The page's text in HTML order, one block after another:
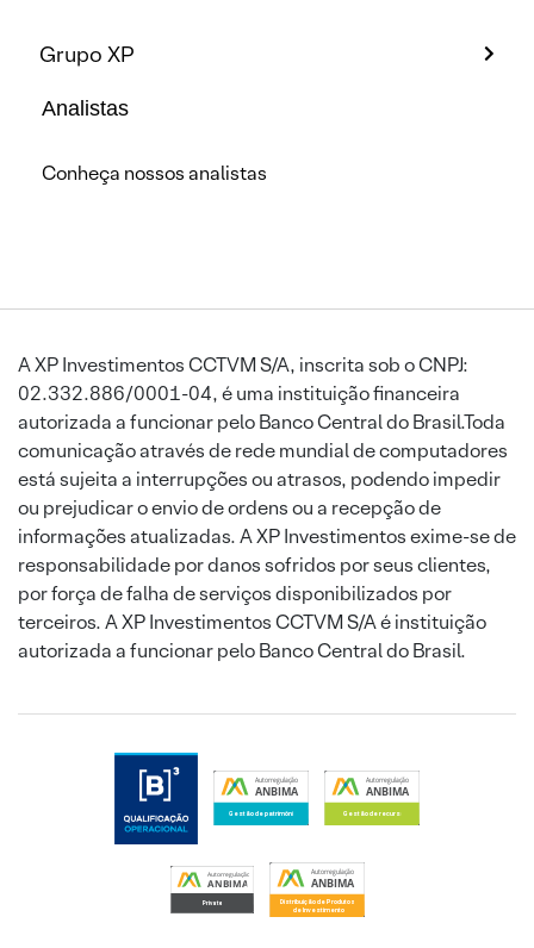
Grupo XP
Analistas
Conheça nossos analistas
A XP Investimentos CCTVM S/A, inscrita sob o CNPJ:
02.332.886/0001-04, é uma instituição financeira
autorizada a funcionar pelo Banco Central do Brasil.Toda
comunicação através de rede mundial de computadores
está sujeita a interrupções ou atrasos, podendo impedir
ou prejudicar o envio de ordens ou a recepção de
informações atualizadas. A XP Investimentos exime-se de
responsabilidade por danos sofridos por seus clientes,
por força de falha de serviços disponibilizados por
terceiros. A XP Investimentos CCTVM S/A é instituição
autorizada a funcionar pelo Banco Central do Brasil.